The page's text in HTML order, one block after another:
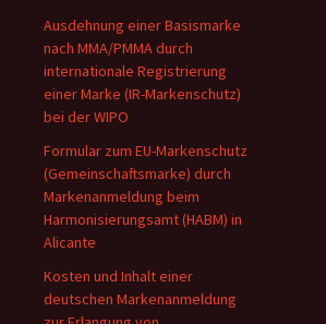
Ausdehnung einer Basismarke
nach MMA/PMMA durch
internationale Registrierung
einer Marke (IR-Markenschutz)
bei der WIPO
Formular zum EU-Markenschutz
(Gemeinschaftsmarke) durch
Markenanmeldung beim
Harmonisierungsamt (HABM) in
Alicante
Kosten und Inhalt einer
deutschen Markenanmeldung